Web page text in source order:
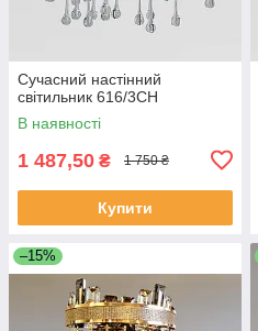
Сучасний настінний
світильник 616/3CH
В наявності
1 487,50 ₴ 1 750 ₴
Купити
–15%